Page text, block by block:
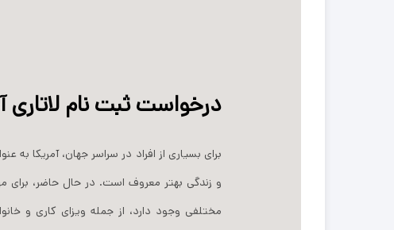
درخواست ثبت نام لاتاری
برای بسیاری از افراد در سراسر جهان، آمریکا
و زندگی بهتر معروف است. در حال حاضر، برای
مختلفی وجود دارد، از جمله ویزای کاری و